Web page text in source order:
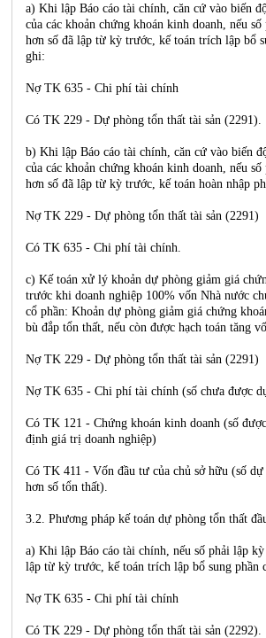
a) Khi lập Báo cáo tài chính, căn cứ vào biến
của các khoản chứng khoán kinh doanh, nếu
hơn số đã lập từ kỳ trước, kế toán trích lập bổ
ghi:
Nợ TK 635 - Chi phí tài chính
Có TK 229 - Dự phòng tổn thất tài sản (2291).
b) Khi lập Báo cáo tài chính, căn cứ vào biến
của các khoản chứng khoán kinh doanh, nếu
hơn số đã lập từ kỳ trước, kế toán hoàn nhập
Nợ TK 229 - Dự phòng tổn thất tài sản (2291)
Có TK 635 - Chi phí tài chính.
c) Kế toán xử lý khoản dự phòng giảm giá
trước khi doanh nghiệp 100% vốn Nhà nước
cổ phần: Khoản dự phòng giảm giá chứng
bù đắp tổn thất, nếu còn được hạch toán tăng
Nợ TK 229 - Dự phòng tổn thất tài sản (2291)
Nợ TK 635 - Chi phí tài chính (số chưa được
Có TK 121 - Chứng khoán kinh doanh (số
định giá trị doanh nghiệp)
Có TK 411 - Vốn đầu tư của chủ sở hữu (số dự
hơn số tổn thất).
3.2. Phương pháp kế toán dự phòng tổn thất
a) Khi lập Báo cáo tài chính, nếu số phải lập
lập từ kỳ trước, kế toán trích lập bổ sung phần
Nợ TK 635 - Chi phí tài chính
Có TK 229 - Dự phòng tổn thất tài sản (2292).